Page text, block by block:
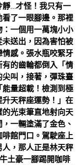
…才怪！我只有一
了一眼腳邊。那裡
一個用一萬塊小小
送出，因為害怕被
感。張水瓶咬緊牙
的齒輪都倒入「情
叫，接著，彈珠臺
量超載！檢測到極
天秤座運勢！」在
光束筆直地射向天
一輛塗滿了金色、
館門口。駕駛座上
，那人正是林天秤
土豪一腳踢開咖啡